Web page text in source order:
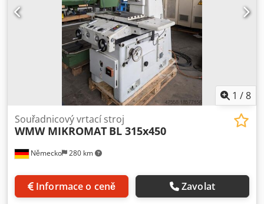
1 /8
Německo 280 km
Souřadnicový vrtací stroj
WMW MIKROMAT BL 315x450
Informace o ceně Zavolat